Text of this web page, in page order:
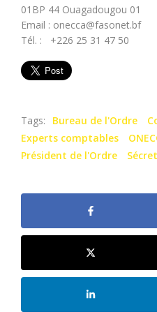
01BP 44 Ouagadougou 01
Email : onecca@fasonet.bf
Tél. : +226 25 31 47 50
Tags: Bureau de l'Ordre
Experts comptables
Président de l'Ordre